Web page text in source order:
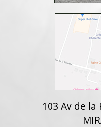
103 Av de la